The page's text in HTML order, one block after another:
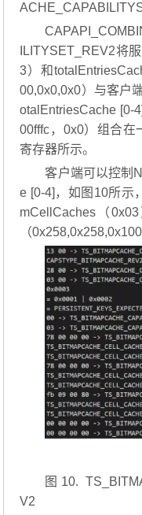
ILITYSET_REV2将
3）和
00,0x0,0x0）与客户
otalEntriesCache [0-
00fffc，0x0）组合在
寄存器所示。
客户端可以控制
e [0-4]，如图10所示
mCellCaches（0x03
（
图10.
V2